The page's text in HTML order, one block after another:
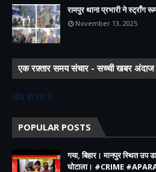
रामपुर थाना प्रभारी ने स्ट्रॉंग
November 13, 2025
एक रफ़्तार समय संचार - सच्ची खबर अंदाज
लोड हो रहा है. . .
POPULAR POSTS
गया, बिहार। मानपुर स्थित उप
घोटाला। #CRIME